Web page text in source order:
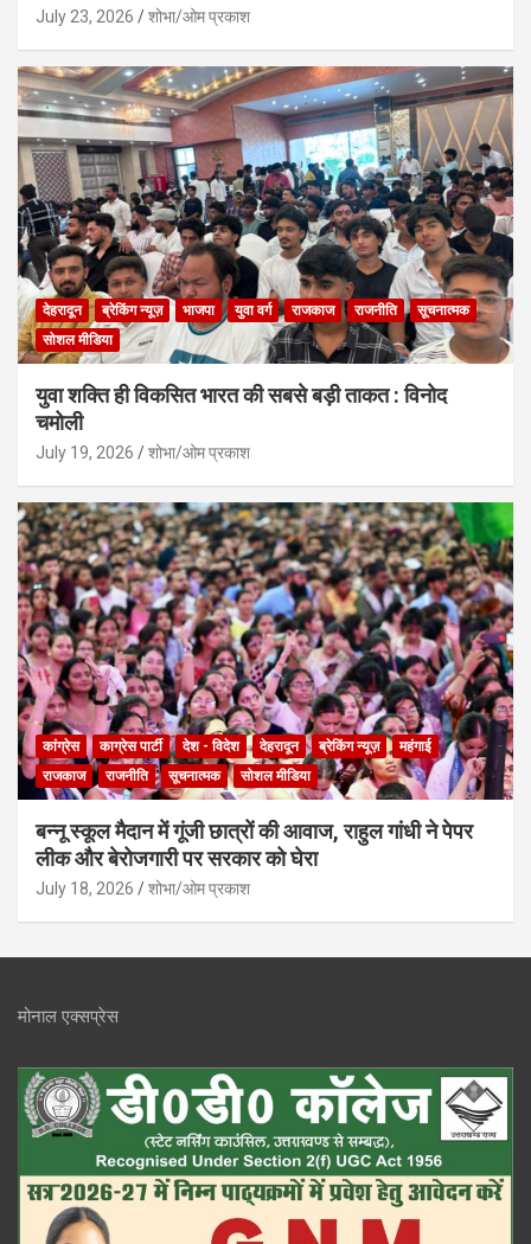
July 23, 2026 शोभा/ओम प्रकाश
देहरादून ब्रेकिंग न्यूज़ भाजपा युवा वर्ग राजकाज राजनीति
सूचनात्मक
सोशल मीडिया
युवा शक्ति ही विकसित भारत की सबसे बड़ी ताकत : विनोद
चमोली
July 19, 2026 शोभा/ओम प्रकाश
कांग्रेस काग्रेस पार्टी देश - विदेश देहरादून ब्रेकिंग न्यूज़
महंगाई
राजकाज
राजनीति सूचनात्मक सोशल मीडिया
बन्नू स्कूल मैदान में गूंजी छात्रों की आवाज, राहुल गांधी ने पेपर
लीक और बेरोजगारी पर सरकार को घेरा
July 18, 2026 शोभा/ओम प्रकाश
मोनाल एक्सप्रेस